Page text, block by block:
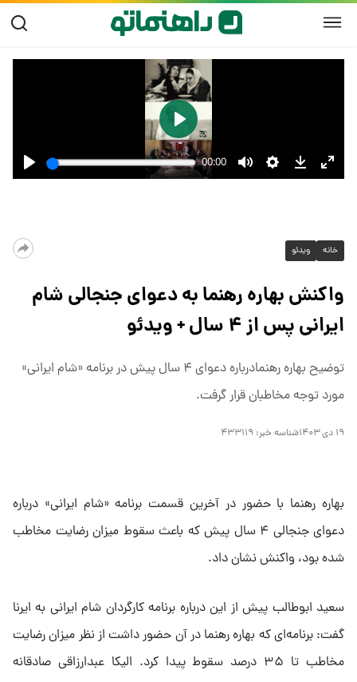
خانه ویدئو
واکنش بهاره رهنما به دعوای جنجالی شام
ایرانی پس از ۴ سال + ویدئو
توضیح بهاره رهنمادرباره دعوای ۴ سال پیش در برنامه «شام ایرانی»
مورد توجه مخاطبان قرار گرفت.
۱۹ دی ۱۴۰۳ شناسه خبر: ۴۳۳۱۱۹
بهاره رهنما با حضور در آخرین قسمت برنامه «شام ایرانی» درباره
دعوای جنجالی ۴ سال پیش که باعث سقوط میزان رضایت مخاطب
شده بود، واکنش نشان داد.
سعید ابوطالب پیش از این درباره برنامه کارگردان شام ایرانی به ایرنا
گفت: برنامه‌ای که بهاره رهنما در آن حضور داشت از نظر میزان رضایت
مخاطب تا ۳۵ درصد سقوط پیدا کرد. الیکا عبدارزاقی صادقانه